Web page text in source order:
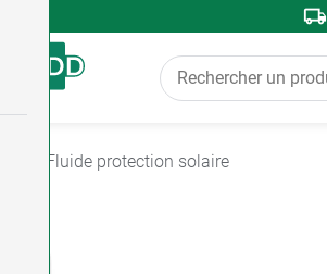
Fluide protection solaire